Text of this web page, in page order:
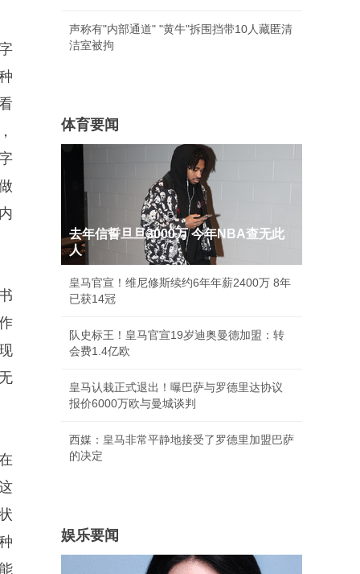
声称有"内部通道" "黄牛"拆围挡带10人藏匿清
洁室被拘
体育要闻
去年信誓旦旦3000万 今年NBA查无此
人
皇马官宣！维尼修斯续约6年年薪2400万 8年
已获14冠
队史标王！皇马官宣19岁迪奥曼德加盟：转
会费1.4亿欧
皇马认栽正式退出！曝巴萨与罗德里达协议
报价6000万欧与曼城谈判
西媒：皇马非常平静地接受了罗德里加盟巴萨
的决定
娱乐要闻